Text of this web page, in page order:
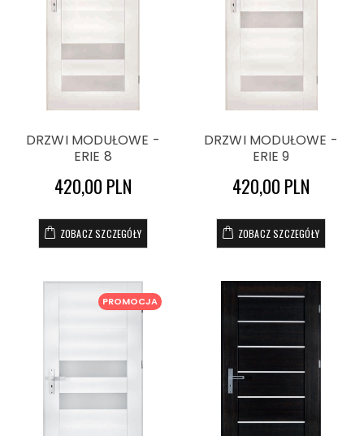
DRZWI MODUŁOWE -
ERIE 8
420,00 PLN
ZOBACZ SZCZEGÓŁY
DRZWI MODUŁOWE -
ERIE 9
420,00 PLN
ZOBACZ SZCZEGÓŁY
PROMOCJA